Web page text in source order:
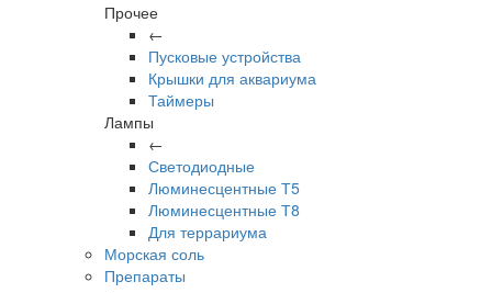
Прочее
←
Пусковые устройства
Крышки для аквариума
Таймеры
Лампы
←
Светодиодные
Люминесцентные Т5
Люминесцентные Т8
Для террариума
Морская соль
Препараты